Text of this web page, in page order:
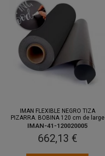
IMAN FLEXIBLE NEGRO TIZA
PIZARRA. BOBINA 120 cm de large
IMAN-41-120020005
662,13 €